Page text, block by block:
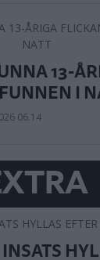
13-
I
06.14